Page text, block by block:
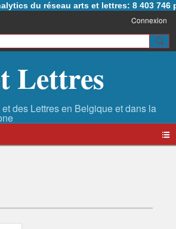
du réseau arts et lettres: 8 403 746
Connexion
Lettres